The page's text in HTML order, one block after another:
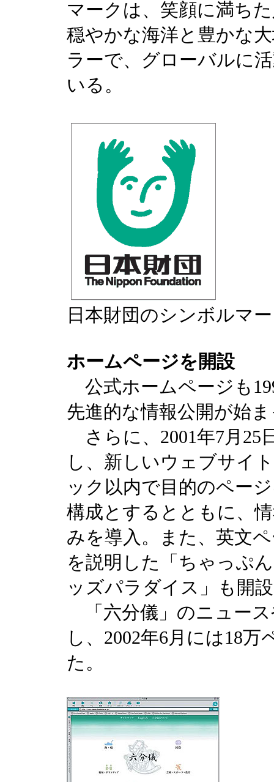
マークは、笑顔に満ち
穏やかな海洋と豊かな
ラーで、グローバルに
いる。
日本財団のシンボルマ
ホームページを開設
公式ホームページも
先進的な情報公開が始
さらに、2001年7月25
し、新しいウェブサイ
ック以内で目的のペー
構成とするとともに、
みを導入。また、英文
を説明した「ちゃっぷ
ッズパラダイス」も開
「六分儀」のニュース
し、2002年6月には18
た。